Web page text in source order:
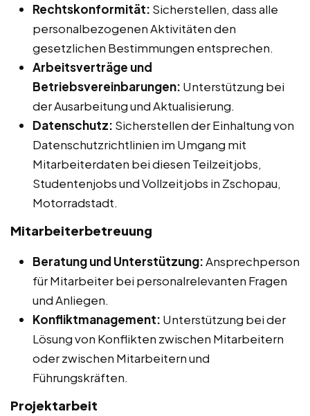
Rechtskonformität: Sicherstellen, dass alle
personalbezogenen Aktivitäten den
gesetzlichen Bestimmungen entsprechen.
Arbeitsverträge und
Betriebsvereinbarungen: Unterstützung bei
der Ausarbeitung und Aktualisierung.
Datenschutz: Sicherstellen der Einhaltung von
Datenschutzrichtlinien im Umgang mit
Mitarbeiterdaten bei diesen Teilzeitjobs,
Studentenjobs und Vollzeitjobs in Zschopau,
Motorradstadt.
Mitarbeiterbetreuung
Beratung und Unterstützung:Ansprechperson
für Mitarbeiter bei personalrelevanten Fragen
und Anliegen.
Konfliktmanagement: Unterstützung bei der
Lösung von Konflikten zwischen Mitarbeitern
oder zwischen Mitarbeitern und
Führungskräften.
Projektarbeit